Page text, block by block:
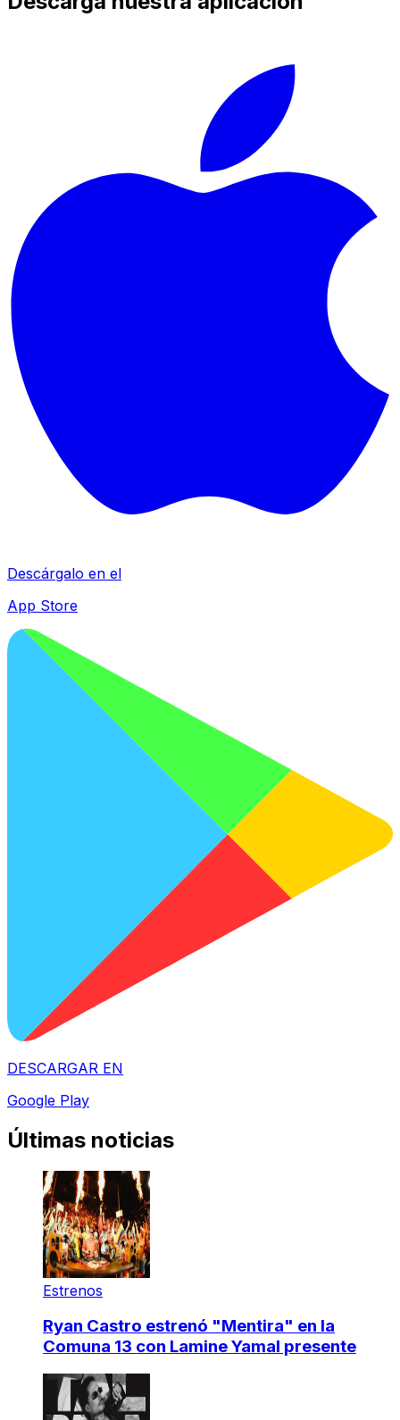
Descárgalo en el
App Store
DESCARGAR EN
Google Play
Últimas noticias
Estrenos
Ryan Castro estrenó "Mentira" en la
Comuna 13 con Lamine Yamal presente